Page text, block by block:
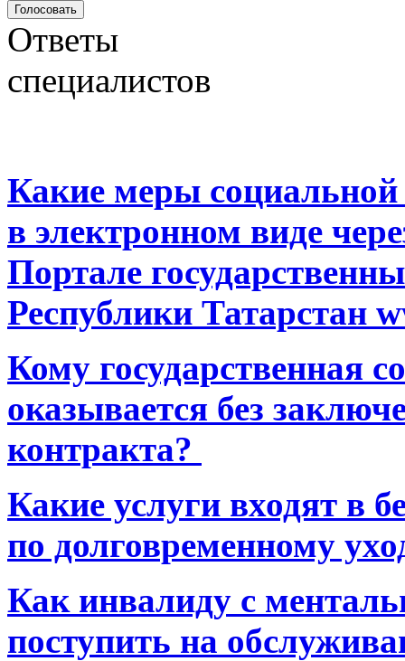
Ответы
специалистов
Какие меры
в электронном виде
Портале
Республики Татарстан
Кому государственная
оказывается без
контракта?
Какие услуги входят в
по долговременному
Как инвалиду с
поступить на